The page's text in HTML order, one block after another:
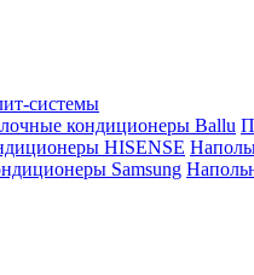
системы
кондиционеры Ballu
HISENSE
Samsung